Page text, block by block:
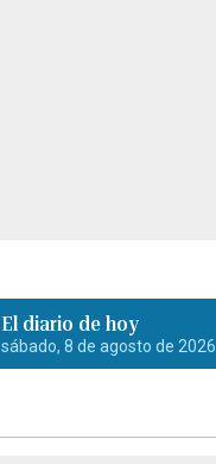
El diario de hoy
sábado, 8 de agosto de 2026